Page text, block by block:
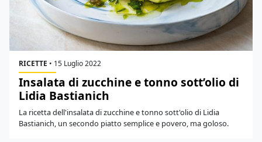
RICETTE • 15 Luglio 2022
Insalata di zucchine e tonno sott’olio di
Lidia Bastianich
La ricetta dell'insalata di zucchine e tonno sott'olio di Lidia
Bastianich, un secondo piatto semplice e povero, ma goloso.